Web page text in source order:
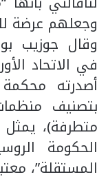
وجعلهم عرضة
وقال جوزيب
في الاتحاد
أصدرته
بتصنيف
متطرفة)،
الحكومة
المستقلة”،